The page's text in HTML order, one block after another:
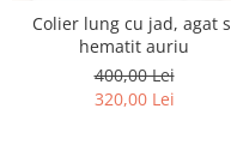
Colier lung cu jad, agat
hematit auriu
400,00 Lei
320,00 Lei